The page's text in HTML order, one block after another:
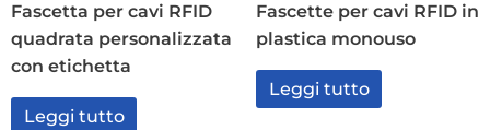
Fascetta per cavi RFID
quadrata personalizzata
con etichetta
Leggi tutto
Fascette per cavi RFID in
plastica monouso
Leggi tutto